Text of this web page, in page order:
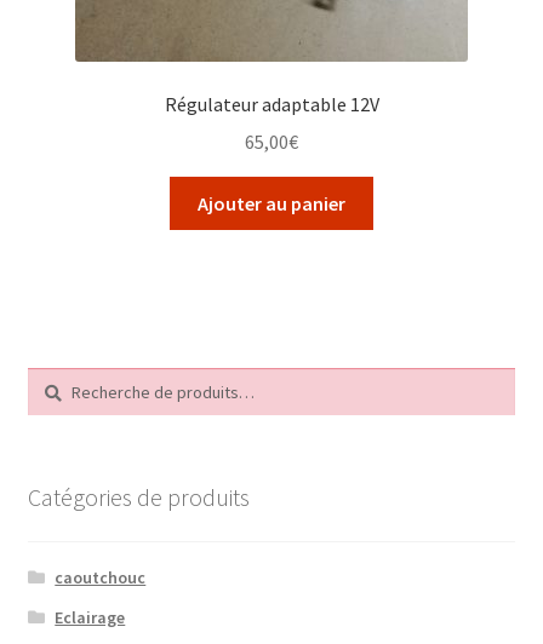
Régulateur adaptable 12V
65,00€
Ajouter au panier
Recherche
pour :
Recherche
Catégories de produits
caoutchouc
Eclairage